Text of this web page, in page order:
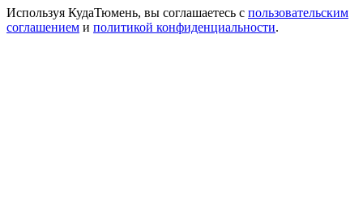
Используя КудаТюмень, вы соглашаетесь с пользовательским
соглашением и политикой конфиденциальности.